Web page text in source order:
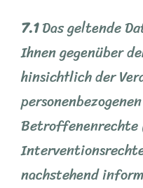
7.1Das geltende
Ihnen gegenüber
hinsichtlich der
nachstehend